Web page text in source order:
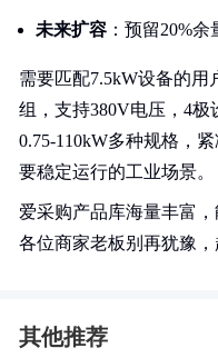
未来扩容 ：预留20%
需要匹配7.5kW设备的
组，支持380V电压，4极
0.75-110kW多种规格，
要稳定运行的工业场景。
爱采购产品库海量丰富
各位商家老板别再犹豫，
其他推荐